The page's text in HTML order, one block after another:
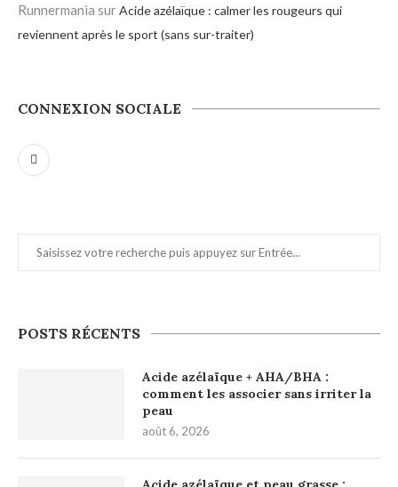
Runnermania surAcide azélaïque : calmer les rougeurs qui
reviennent après le sport (sans sur-traiter)
CONNEXION SOCIALE
POSTS RÉCENTS
Acide azélaïque + AHA/BHA :
comment les associer sans irriter la
peau
août 6, 2026